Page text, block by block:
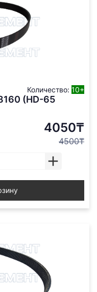
Количество: 10+
(HD-65
4050₸
4500₸